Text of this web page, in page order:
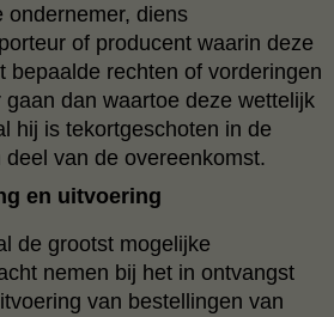
ondernemer, diens
of producent waarin deze
bepaalde rechten of vorderingen
dan waartoe deze wettelijk
hij is tekortgeschoten in de
van de overeenkomst.
en uitvoering
de grootst mogelijke
nemen bij het in ontvangst
van bestellingen van